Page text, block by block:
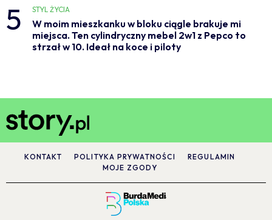
5 STYL ŻYCIA
W moim mieszkanku w bloku ciągle brakuje mi
miejsca. Ten cylindryczny mebel 2w1 z Pepco to
strzał w 10. Ideał na koce i piloty
KONTAKT POLITYKA PRYWATNOŚCI
REGULAMIN
MOJE ZGODY